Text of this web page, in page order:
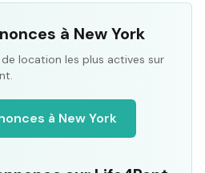
à New York
location les plus actives sur
à New York